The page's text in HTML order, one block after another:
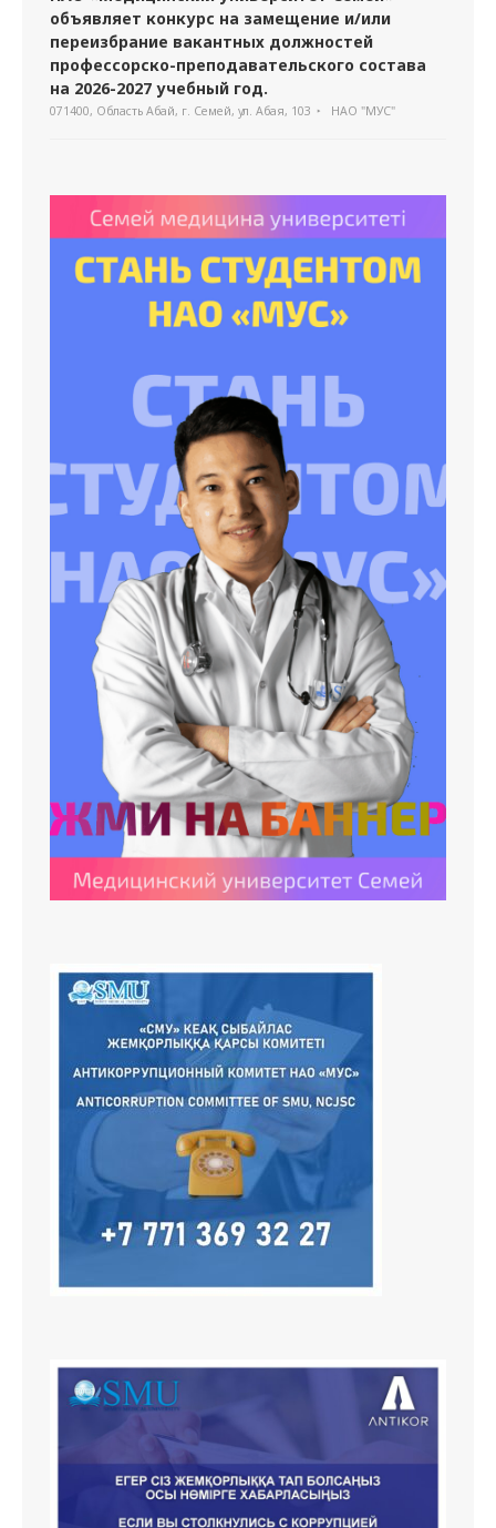
объявляет конкурс на замещение и/или
переизбрание вакантных должностей
профессорско-преподавательского состава
на 2026-2027 учебный год.
071400, Область Абай, г. Семей, ул. Абая, 103 НАО "МУС"